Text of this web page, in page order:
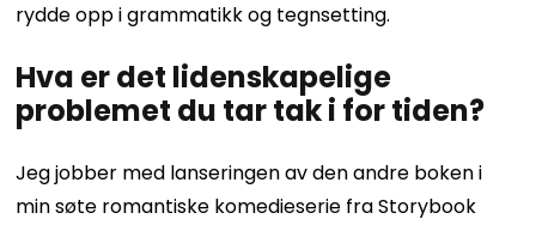
rydde opp i grammatikk og tegnsetting.
Hva er det lidenskapelige
problemet du tar tak i for tiden?
Jeg jobber med lanseringen av den andre boken i
min søte romantiske komedieserie fra Storybook